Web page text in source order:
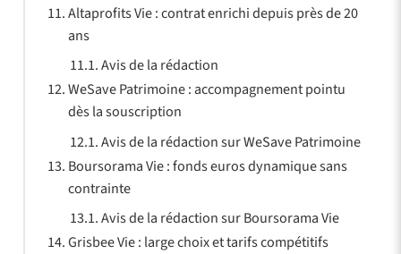
Altaprofits Vie : contrat enrichi depuis près de 20
ans
Avis de la rédaction
WeSave Patrimoine : accompagnement pointu
dès la souscription
Avis de la rédaction sur WeSave Patrimoine
Boursorama Vie : fonds euros dynamique sans
contrainte
Avis de la rédaction sur Boursorama Vie
Grisbee Vie : large choix et tarifs compétitifs